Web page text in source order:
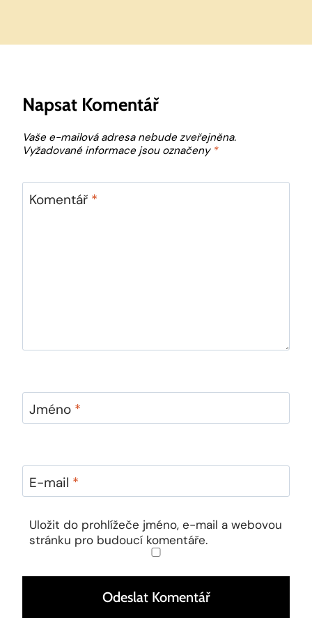
Napsat Komentář
Vaše e-mailová adresa nebude zveřejněna.
Vyžadované informace jsou označeny *
Komentář *
Jméno *
E-mail *
Uložit do prohlížeče jméno, e-mail a webovou
stránku pro budoucí komentáře.